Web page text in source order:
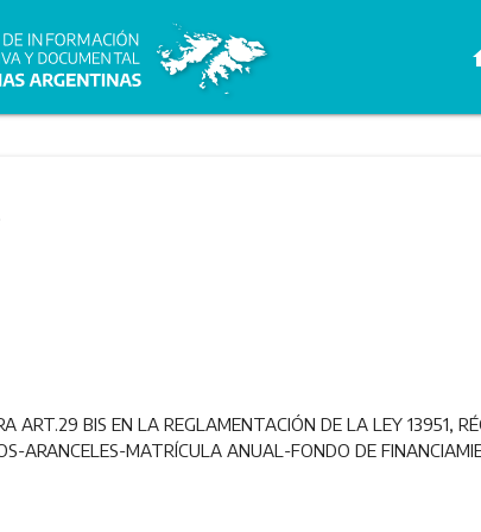
ART.29 BIS EN LA REGLAMENTACIÓN DE LA LEY 13951,
ARANCELES-MATRÍCULA ANUAL-FONDO DE